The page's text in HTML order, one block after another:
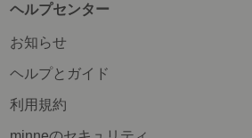
ヘルプセンター
お知らせ
ヘルプとガイド
利用規約